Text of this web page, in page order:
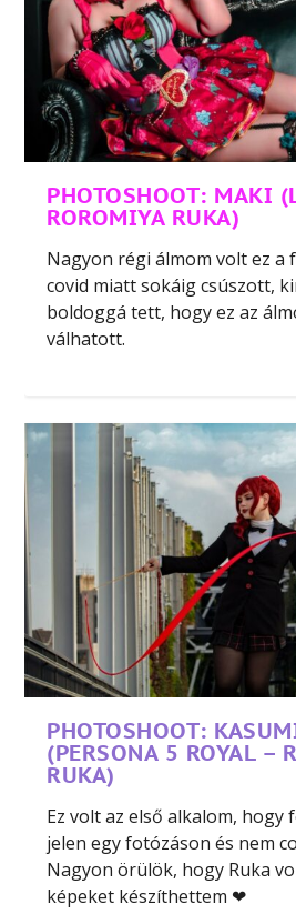
PHOTOSHOOT: MAKI
ROROMIYA RUKA)
Nagyon régi álmom volt ez a
covid miatt sokáig csúszott,
boldoggá tett, hogy ez az
válhatott.
PHOTOSHOOT:
(PERSONA 5 ROYAL –
RUKA)
Ez volt az első alkalom,
jelen egy fotózáson és nem
Nagyon örülök, hogy Ruka
képeket készíthettem ❤